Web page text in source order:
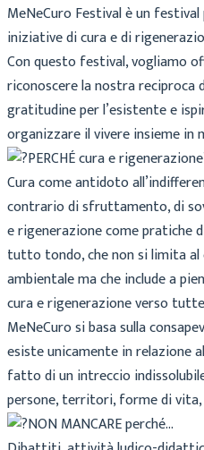
MeNeCuro Festival è un
iniziative di cura e di
Con questo festival, vogliamo
riconoscere la nostra reciproca
gratitudine per l’esistente e
organizzare il vivere insieme in
PERCHÉ cura e
Cura come antidoto
contrario di sfruttamento, di
e rigenerazione come pratiche
tutto tondo, che non si limita al
ambientale ma che include a
cura e rigenerazione verso
MeNeCuro si basa sulla
esiste unicamente in relazione
fatto di un intreccio
persone, territori, forme di vita,
NON MANCARE perché…